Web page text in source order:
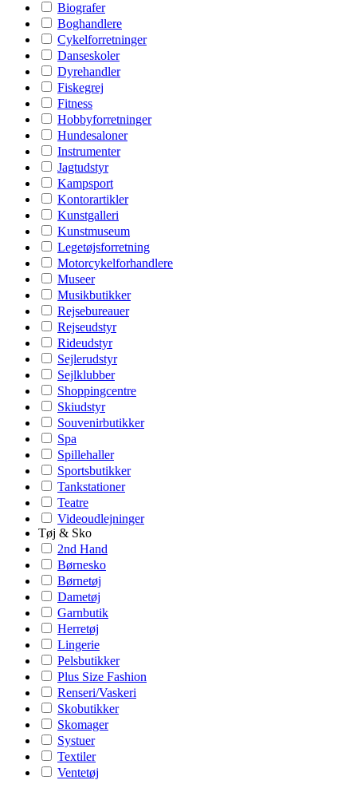
Biografer
Boghandlere
Cykelforretninger
Danseskoler
Dyrehandler
Fiskegrej
Fitness
Hobbyforretninger
Hundesaloner
Instrumenter
Jagtudstyr
Kampsport
Kontorartikler
Kunstgalleri
Kunstmuseum
Legetøjsforretning
Motorcykelforhandlere
Museer
Musikbutikker
Rejsebureauer
Rejseudstyr
Rideudstyr
Sejlerudstyr
Sejlklubber
Shoppingcentre
Skiudstyr
Souvenirbutikker
Spa
Spillehaller
Sportsbutikker
Tankstationer
Teatre
Videoudlejninger
Tøj & Sko
2nd Hand
Børnesko
Børnetøj
Dametøj
Garnbutik
Herretøj
Lingerie
Pelsbutikker
Plus Size Fashion
Renseri/Vaskeri
Skobutikker
Skomager
Systuer
Textiler
Ventetøj